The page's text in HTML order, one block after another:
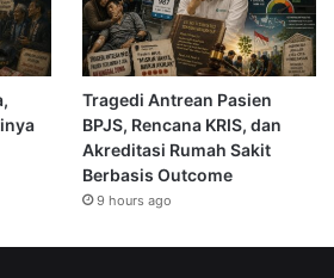
Tragedi Antrean Pasien
BPJS, Rencana KRIS, dan
Akreditasi Rumah Sakit
Berbasis Outcome
9 hours ago